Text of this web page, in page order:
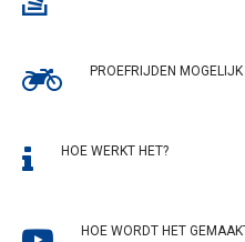
PROEFRIJDEN MOGELIJK
HOE WERKT HET?
HOE WORDT HET